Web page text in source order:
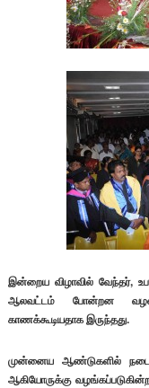
இன்றைய விழாவில் வேந்தர்,
ஆலவட்டம் போன்றன
காணக்கூடியதாக இருந்தது.
முன்னைய ஆண்டுகளில்
ஆகியோருக்கு